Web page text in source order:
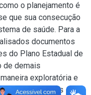
o planejamento é
que sua consecução
de saúde. Para a
documentos
do Plano Estadual de
de demais
exploratória e
qualitativa. Os